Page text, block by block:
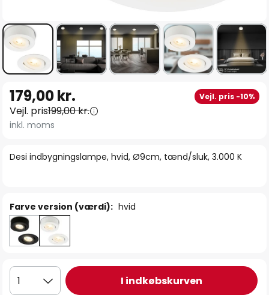
starten
af
Desi indbygningslampe, hvid, Ø9cm, tænd/sluk, 3.000 K
179,00 kr. Vejl. pris -10%
Vejl. pris199,00 kr.
inkl. moms
Farve version (værdi): hvid
1 I indkøbskurven